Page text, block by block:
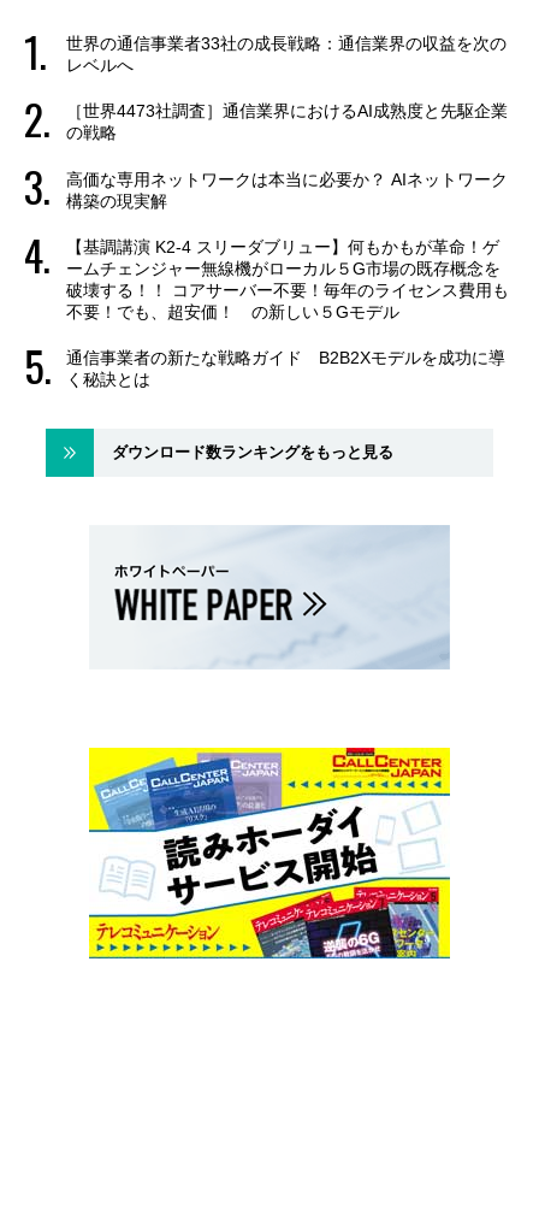
世界の通信事業者33社の成長戦略：通信業界の収益を次の
レベルへ
［世界4473社調査］通信業界におけるAI成熟度と先駆企業
の戦略
高価な専用ネットワークは本当に必要か？ AIネットワーク
構築の現実解
【基調講演 K2-4 スリーダブリュー】何もかもが革命！ゲ
ームチェンジャー無線機がローカル５G市場の既存概念を
破壊する！！ コアサーバー不要！毎年のライセンス費用も
不要！でも、超安価！ の新しい５Gモデル
通信事業者の新たな戦略ガイド B2B2Xモデルを成功に導
く秘訣とは
ダウンロード数ランキングをもっと見る